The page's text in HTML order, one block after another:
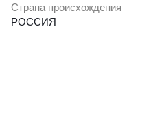
Страна происхождения
РОССИЯ